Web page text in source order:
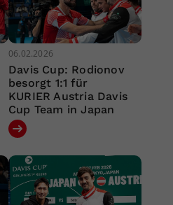
06.02.2026
Davis Cup: Rodionov
besorgt 1:1 für
KURIER Austria Davis
Cup Team in Japan